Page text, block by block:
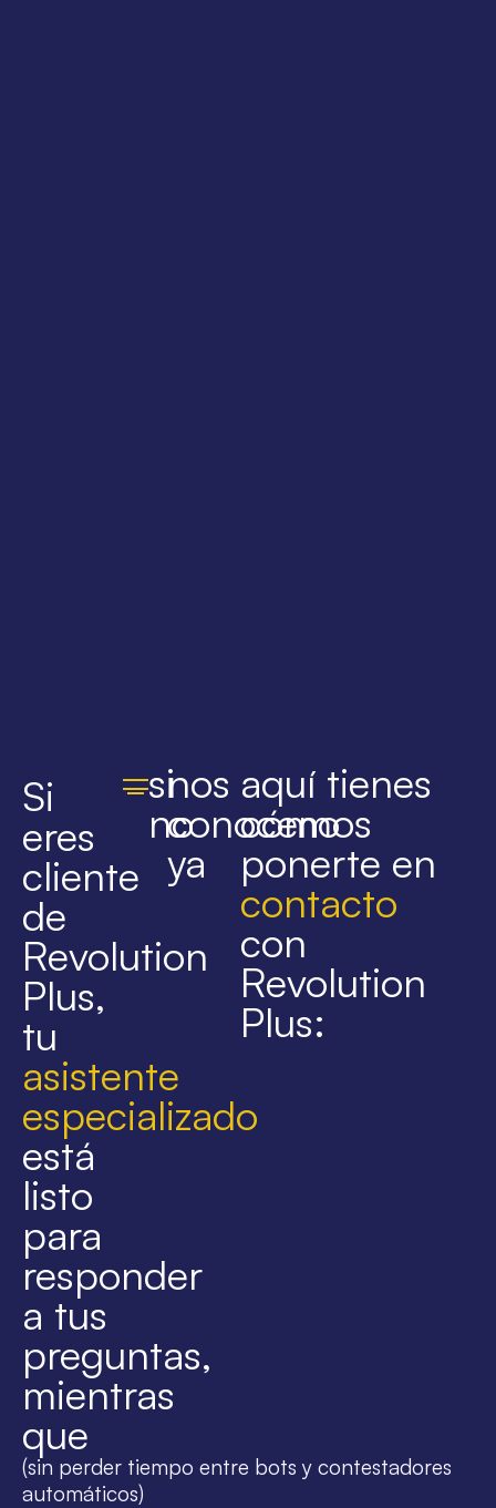
Si
eres
cliente
de
Revolution
Plus,
tu
asistente
especializado
está
listo
para
responder
a tus
preguntas,
mientras
que
si
no
nos
conocemos
ya
aquí tienes
cómo
ponerte en
contacto
con
Revolution
Plus:
(sin perder tiempo entre bots y contestadores
automáticos)